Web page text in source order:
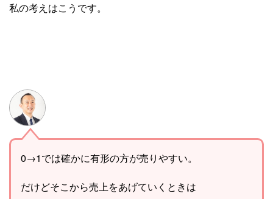
私の考えはこうです。
0→1では確かに有形の方が売りやすい。
だけどそこから売上をあげていくときは